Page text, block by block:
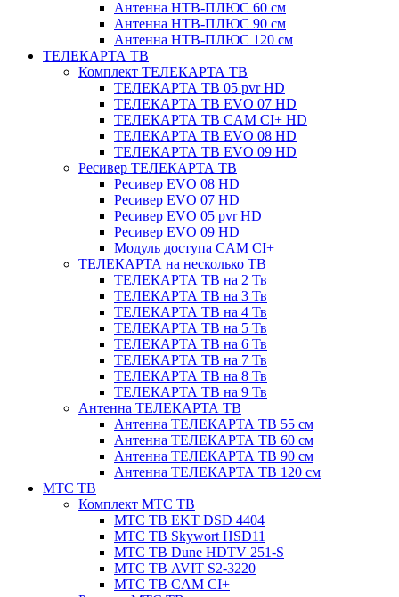
Антенна НТВ-ПЛЮС 60 см
Антенна НТВ-ПЛЮС 90 см
Антенна НТВ-ПЛЮС 120 см
ТЕЛЕКАРТА ТВ
Комплект ТЕЛЕКАРТА ТВ
ТЕЛЕКАРТА ТВ 05 pvr HD
ТЕЛЕКАРТА ТВ EVO 07 HD
ТЕЛЕКАРТА ТВ CAM CI+ HD
ТЕЛЕКАРТА ТВ EVO 08 HD
ТЕЛЕКАРТА ТВ EVO 09 HD
Ресивер ТЕЛЕКАРТА ТВ
Ресивер EVO 08 HD
Ресивер EVO 07 HD
Ресивер EVO 05 pvr HD
Ресивер EVO 09 HD
Модуль доступа CAM CI+
ТЕЛЕКАРТА на несколько ТВ
ТЕЛЕКАРТА ТВ на 2 Тв
ТЕЛЕКАРТА ТВ на 3 Тв
ТЕЛЕКАРТА ТВ на 4 Тв
ТЕЛЕКАРТА ТВ на 5 Тв
ТЕЛЕКАРТА ТВ на 6 Тв
ТЕЛЕКАРТА ТВ на 7 Тв
ТЕЛЕКАРТА ТВ на 8 Тв
ТЕЛЕКАРТА ТВ на 9 Тв
Антенна ТЕЛЕКАРТА ТВ
Антенна ТЕЛЕКАРТА ТВ 55 см
Антенна ТЕЛЕКАРТА ТВ 60 см
Антенна ТЕЛЕКАРТА ТВ 90 см
Антенна ТЕЛЕКАРТА ТВ 120 см
МТС ТВ
Комплект МТС ТВ
МТС ТВ EKT DSD 4404
МТС ТВ Skywort HSD11
МТС ТВ Dune HDTV 251-S
МТС ТВ AVIT S2-3220
МТС ТВ CAM CI+